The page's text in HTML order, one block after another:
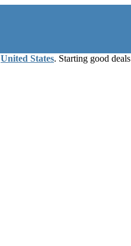
United States. Starting good deals